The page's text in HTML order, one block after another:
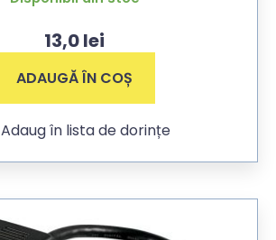
13,0lei
ADAUGĂ ÎN COȘ
Adaug în lista de dorințe